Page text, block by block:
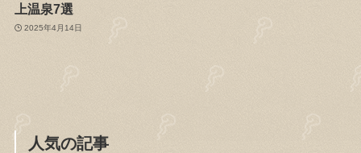
上温泉7選
2025年4月14日
人気の記事